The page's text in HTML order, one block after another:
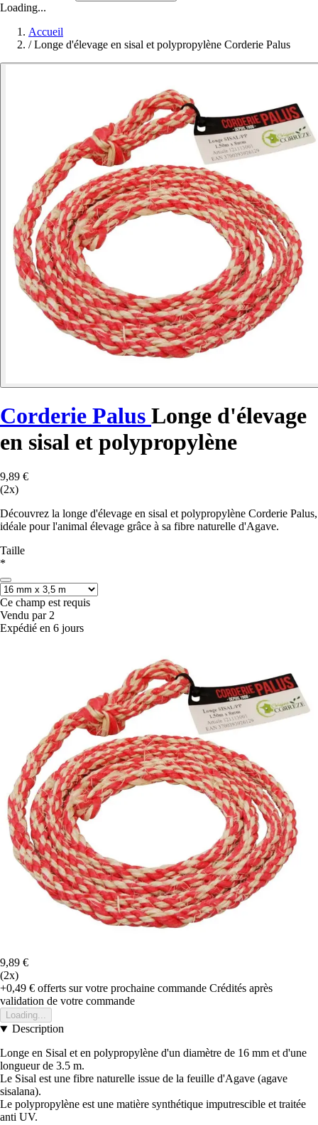
Loading...
Accueil
/ Longe d'élevage en sisal et polypropylène Corderie Palus
Corderie Palus Longe d'élevage
en sisal et polypropylène
9,89 €
(2x)
Découvrez la longe d'élevage en sisal et polypropylène Corderie Palus,
idéale pour l'animal élevage grâce à sa fibre naturelle d'Agave.
Taille
*
Ce champ est requis
Vendu par 2
Expédié en 6 jours
9,89 €
(2x)
+0,49 € offerts sur votre prochaine commande Crédités après
validation de votre commande
Loading...
Description
Longe en Sisal et en polypropylène d'un diamètre de 16 mm et d'une
longueur de 3.5 m.
Le Sisal est une fibre naturelle issue de la feuille d'Agave (agave
sisalana).
Le polypropylène est une matière synthétique imputrescible et traitée
anti UV.